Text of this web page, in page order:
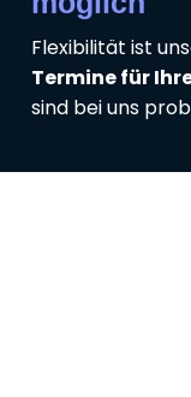
Flexibilität ist
Termine für
sind bei uns